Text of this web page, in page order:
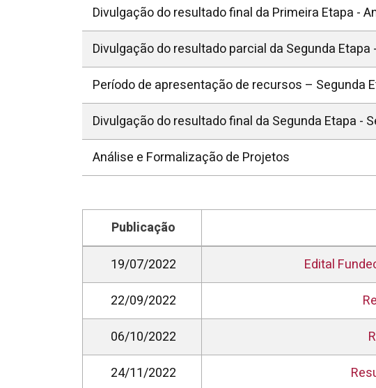
Divulgação do resultado final da Primeira Etapa -
Divulgação do resultado parcial da Segunda
Período de apresentação de recursos – Segunda
Divulgação do resultado final da Segunda Etapa -
Análise e Formalização de Projetos
Publicação
19/07/2022
Edital
22/09/2022
06/10/2022
24/11/2022